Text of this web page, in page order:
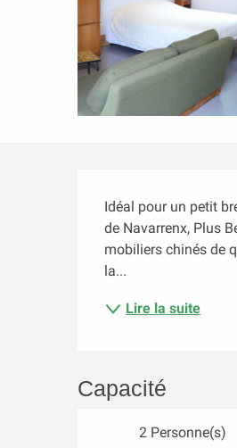
Idéal pour un petit
de Navarrenx, Plus
mobiliers chinés de
la...
Lire la suite
Capacité
2 Personne(s)